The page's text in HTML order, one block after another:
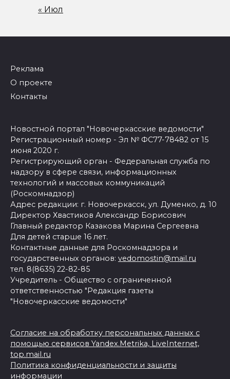
« Июл
Реклама
О проекте
Контакты
Новостной портал "Новочеркасские ведомости"
Регистрационный номер - Эл № ФС77-78482 от 15
июня 2020 г.
Регистрирующий орган - Федеральная служба по
надзору в сфере связи, информационных
технологий и массовых коммуникаций
(Роскомнадзор)
Адрес редакции: г. Новочеркасск, ул. Думенко, д. 10
Директор Хвастиков Александр Борисович
Главный редактор Казакова Марина Сергеевна
Для детей старше 16 лет.
Контактные данные для Роскомнадзора и
государственных органов: vedomostin@mail.ru
тел. 8(8635) 22-82-85
Учредитель - Общество с ограниченной
ответственностью "Редакция газеты
"Новочеркасские ведомости"
Согласие на обработку персональных данных с
помощью сервисов Yandex.Metrika, LiveInternet,
top.mail.ru
Политика конфиденциальности и защиты
информации